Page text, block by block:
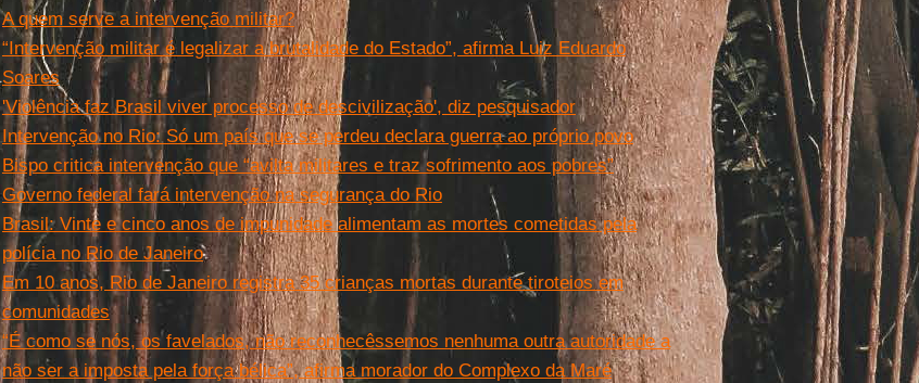
A quem serve a intervenção militar?
“Intervenção militar é legalizar a brutalidade do Estado”, afirma Luiz Eduardo
Soares
'Violência faz Brasil viver processo de descivilização', diz pesquisador
Intervenção no Rio: Só um país que se perdeu declara guerra ao próprio povo
Bispo critica intervenção que “avilta militares e traz sofrimento aos pobres”
Governo federal fará intervenção na segurança do Rio
Brasil: Vinte e cinco anos de impunidade alimentam as mortes cometidas pela
polícia no Rio de Janeiro
Em 10 anos, Rio de Janeiro registra 35 crianças mortas durante tiroteios em
comunidades
“É como se nós, os favelados, não reconhecêssemos nenhuma outra autoridade a
não ser a imposta pela força bélica”, afirma morador do Complexo da Maré